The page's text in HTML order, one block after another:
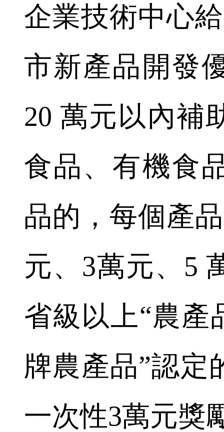
企業技術中心
市新產品開發
20 萬元以內補
食品、有機食
品的，每個產
元、3萬元、5
省級以上“農產
牌農產品”認定
一次性3萬元獎